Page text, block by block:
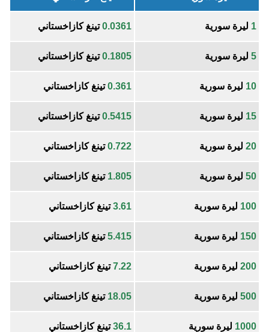
1 ليرة سورية 0.0361تينغ كازاخستاني
5 ليرة سورية 0.1805تينغ كازاخستاني
10 ليرة سورية 0.361تينغ كازاخستاني
15 ليرة سورية 0.5415تينغ كازاخستاني
20 ليرة سورية 0.722تينغ كازاخستاني
50 ليرة سورية 1.805 تينغ كازاخستاني
100 ليرة سورية 3.61تينغ كازاخستاني
150 ليرة سورية 5.415تينغ كازاخستاني
200 ليرة سورية 7.22تينغ كازاخستاني
500 ليرة سورية 18.05 تينغ كازاخستاني
1000 ليرة سورية 36.1تينغ كازاخستاني